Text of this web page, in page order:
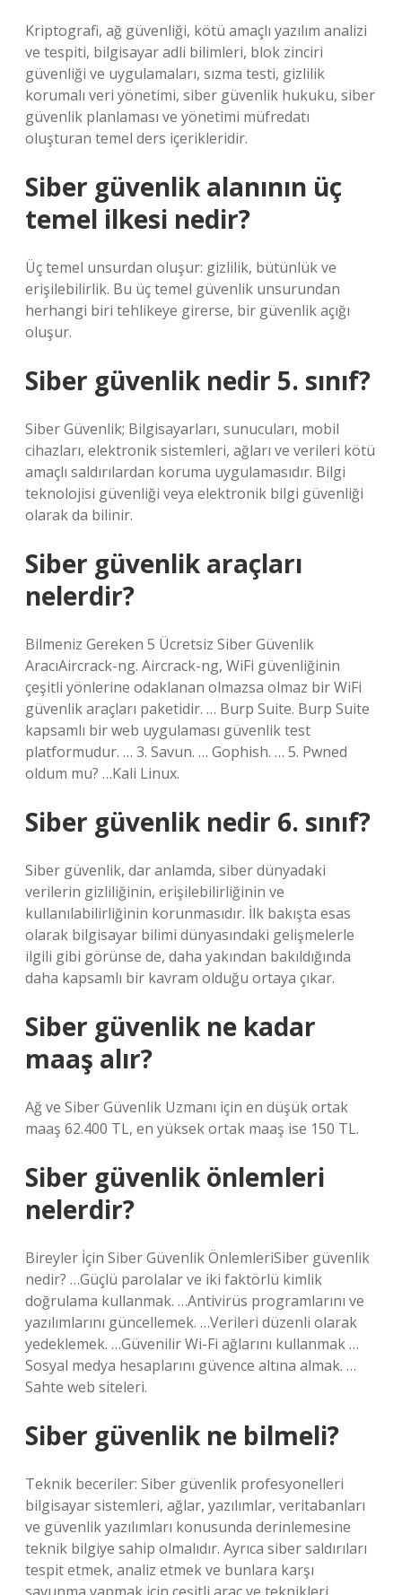
Kriptografi, ağ güvenliği, kötü amaçlı yazılım analizi
ve tespiti, bilgisayar adli bilimleri, blok zinciri
güvenliği ve uygulamaları, sızma testi, gizlilik
korumalı veri yönetimi, siber güvenlik hukuku, siber
güvenlik planlaması ve yönetimi müfredatı
oluşturan temel ders içerikleridir.
Siber güvenlik alanının üç
temel ilkesi nedir?
Üç temel unsurdan oluşur: gizlilik, bütünlük ve
erişilebilirlik. Bu üç temel güvenlik unsurundan
herhangi biri tehlikeye girerse, bir güvenlik açığı
oluşur.
Siber güvenlik nedir 5. sınıf?
Siber Güvenlik; Bilgisayarları, sunucuları, mobil
cihazları, elektronik sistemleri, ağları ve verileri kötü
amaçlı saldırılardan koruma uygulamasıdır. Bilgi
teknolojisi güvenliği veya elektronik bilgi güvenliği
olarak da bilinir.
Siber güvenlik araçları
nelerdir?
Bilmeniz Gereken 5 Ücretsiz Siber Güvenlik
AracıAircrack-ng. Aircrack-ng, WiFi güvenliğinin
çeşitli yönlerine odaklanan olmazsa olmaz bir WiFi
güvenlik araçları paketidir. … Burp Suite. Burp Suite
kapsamlı bir web uygulaması güvenlik test
platformudur. … 3. Savun. … Gophish. … 5. Pwned
oldum mu? …Kali Linux.
Siber güvenlik nedir 6. sınıf?
Siber güvenlik, dar anlamda, siber dünyadaki
verilerin gizliliğinin, erişilebilirliğinin ve
kullanılabilirliğinin korunmasıdır. İlk bakışta esas
olarak bilgisayar bilimi dünyasındaki gelişmelerle
ilgili gibi görünse de, daha yakından bakıldığında
daha kapsamlı bir kavram olduğu ortaya çıkar.
Siber güvenlik ne kadar
maaş alır?
Ağ ve Siber Güvenlik Uzmanı için en düşük ortak
maaş 62.400 TL, en yüksek ortak maaş ise 150 TL.
Siber güvenlik önlemleri
nelerdir?
Bireyler İçin Siber Güvenlik ÖnlemleriSiber güvenlik
nedir? …Güçlü parolalar ve iki faktörlü kimlik
doğrulama kullanmak. …Antivirüs programlarını ve
yazılımlarını güncellemek. …Verileri düzenli olarak
yedeklemek. …Güvenilir Wi-Fi ağlarını kullanmak …
Sosyal medya hesaplarını güvence altına almak. …
Sahte web siteleri.
Siber güvenlik ne bilmeli?
Teknik beceriler: Siber güvenlik profesyonelleri
bilgisayar sistemleri, ağlar, yazılımlar, veritabanları
ve güvenlik yazılımları konusunda derinlemesine
teknik bilgiye sahip olmalıdır. Ayrıca siber saldırıları
tespit etmek, analiz etmek ve bunlara karşı